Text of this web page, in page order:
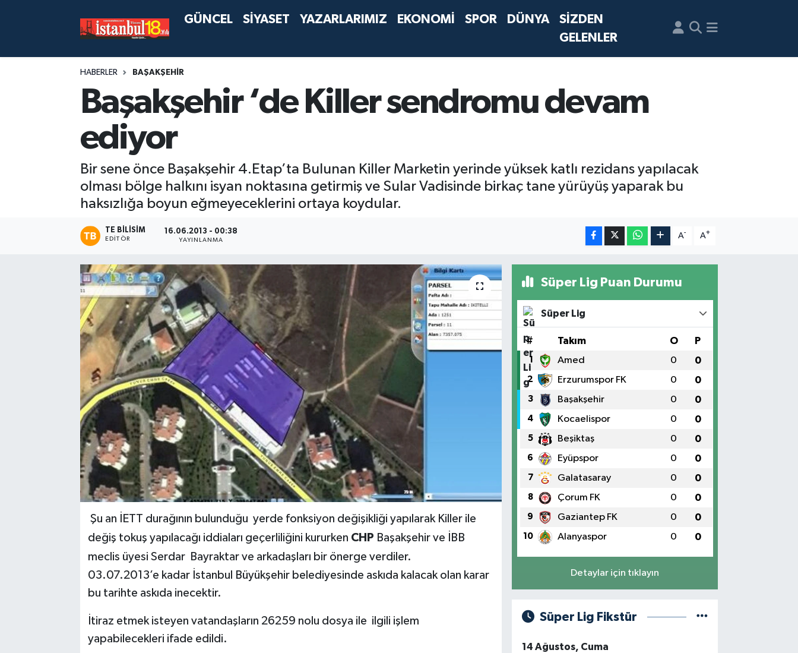
GÜNCEL SİYASET YAZARLARIMIZ EKONOMİ SPOR DÜNYA
SİZDEN
GELENLER
HABERLER BAŞAKŞEHİR
Başakşehir ‘de Killer sendromu devam
ediyor
Bir sene önce Başakşehir 4.Etap’ta Bulunan Killer Marketin yerinde yüksek katlı rezidans yapılacak
olması bölge halkını isyan noktasına getirmiş ve Sular Vadisinde birkaç tane yürüyüş yaparak bu
haksızlığa boyun eğmeyeceklerini ortaya koydular.
TE BILISIM
EDITÖR
16.06.2013 - 00:38
YAYINLANMA
A- A+
Şu an İETT durağının bulunduğu yerde fonksiyon değişikliği yapılarak Killer ile
değiş tokuş yapılacağı iddiaları geçerliliğini kururken CHP Başakşehir ve İBB
meclis üyesi Serdar Bayraktar ve arkadaşları bir önerge verdiler.
03.07.2013’e kadar İstanbul Büyükşehir belediyesinde askıda kalacak olan karar
bu tarihte askıda inecektir.
İtiraz etmek isteyen vatandaşların 26259 nolu dosya ile ilgili işlem
yapabilecekleri ifade edildi.
Süper Lig Puan Durumu
Süper Lig
# Takım O P
1 Amed 0 0
2 Erzurumspor FK 0 0
3 Başakşehir 0 0
4 Kocaelispor 0 0
5 Beşiktaş 0 0
6 Eyüpspor 0 0
7 Galatasaray 0 0
8 Çorum FK 0 0
9 Gaziantep FK 0 0
10 Alanyaspor 0 0
Detaylar için tıklayın
Süper Lig Fikstür
14 Ağustos, Cuma